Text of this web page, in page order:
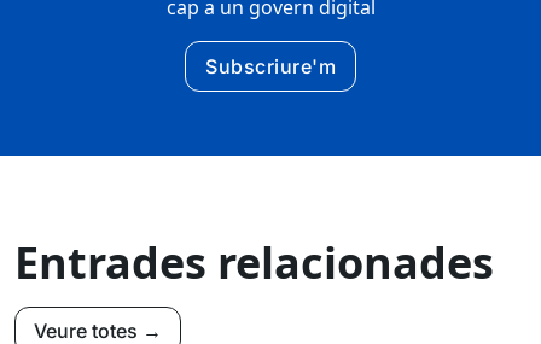
cap a un govern digital
Subscriure'm
Entrades relacionades
Veure totes →